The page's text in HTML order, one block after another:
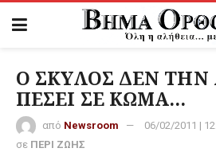
Ο ΣΚΥΛΟΣ ΔΕΝ
ΠΕΣΕΙ ΣΕ ΚΩΜΑ…
από Newsroom
06/02/2011 |
σε ΠΕΡΙ ΖΩΗΣ